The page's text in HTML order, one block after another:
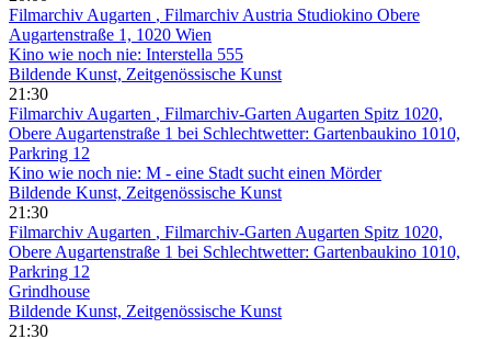
Filmarchiv Augarten , Filmarchiv Austria Studiokino Obere
Augartenstraße 1, 1020 Wien
Kino wie noch nie: Interstella 555
Bildende Kunst, Zeitgenössische Kunst
21:30
Filmarchiv Augarten , Filmarchiv-Garten Augarten Spitz 1020,
Obere Augartenstraße 1 bei Schlechtwetter: Gartenbaukino 1010,
Parkring 12
Kino wie noch nie: M - eine Stadt sucht einen Mörder
Bildende Kunst, Zeitgenössische Kunst
21:30
Filmarchiv Augarten , Filmarchiv-Garten Augarten Spitz 1020,
Obere Augartenstraße 1 bei Schlechtwetter: Gartenbaukino 1010,
Parkring 12
Grindhouse
Bildende Kunst, Zeitgenössische Kunst
21:30